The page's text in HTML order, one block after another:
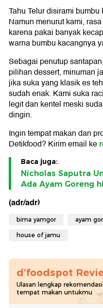
Tahu Telur disirami
Namun menurut kami,
karena pakai banyak
warna bumbu kacangnya
Sebagai penutup
pilihan dessert, minuman
jika suka yang klasik es
sudah enak. Kami suka
legit dan kentel meski
dingin.
Ingin tempat makan dan
Detikfood? Kirim email ke
Baca juga:
Nicholas Saputra
Ada Ayam Goreng
(adr/adr)
bima yamgor ayam
house of jamu
d’foodspot
Ulasan lengkap rekomendasi
tempat makan untukmu